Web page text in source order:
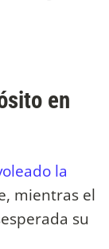
en
la
mientras el
su